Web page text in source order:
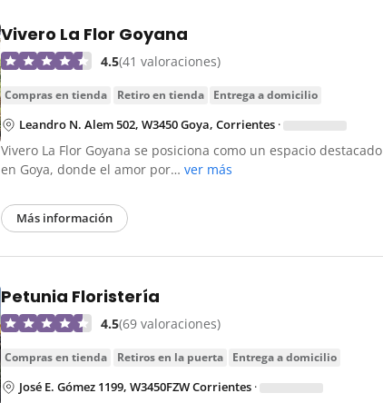
Vivero La Flor Goyana
4.5(41 valoraciones)
compras en tienda retiro en tienda entrega a domicilio
Leandro N. Alem 502, W3450 Goya, Corrientes ·
Vivero La Flor Goyana se posiciona como un espacio destacado
en Goya, donde el amor por…ver más
Más información
Petunia Floristería
4.5(69 valoraciones)
compras en tienda retiros en la puerta entrega a domicilio
José E. Gómez 1199, W3450FZW Corrientes ·